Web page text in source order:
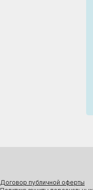
Договор публичной оферты